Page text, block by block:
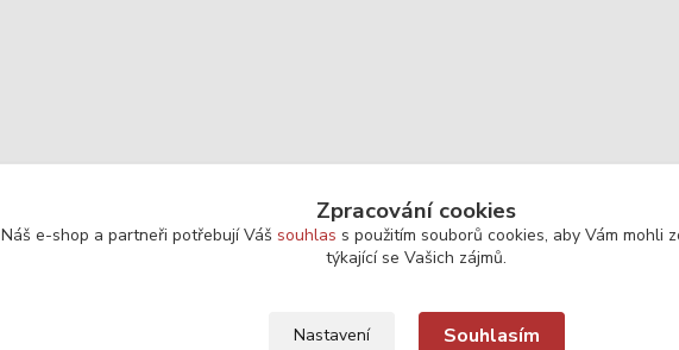
Zpracování cookies
Náš e-shop a partneři potřebují Váš souhlas s použitím souborů cookies, aby Vám mohli
týkající se Vašich zájmů.
Nastavení Souhlasím